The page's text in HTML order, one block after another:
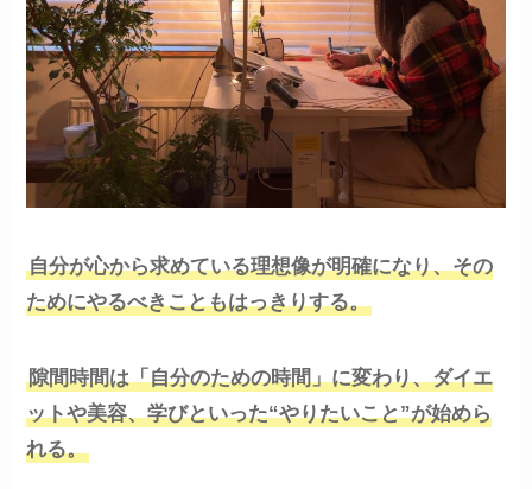
自分が心から求めている理想像が明確になり、その
ためにやるべきこともはっきりする。
隙間時間は「自分のための時間」に変わり、ダイエ
ットや美容、学びといった“やりたいこと”が始めら
れる。